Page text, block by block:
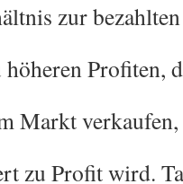
zur
Profiten,
Markt
zu Profit wird.